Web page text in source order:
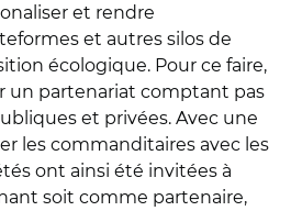
et rendre
et autres silos de
écologique. Pour ce faire,
un partenariat comptant pas
et privées. Avec une
les commanditaires avec les
ont ainsi été invitées à
soit comme partenaire,